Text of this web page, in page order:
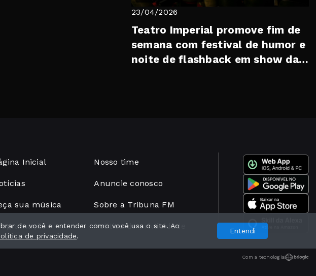
23/04/2026
Teatro Imperial promove fim de
semana com festival de humor e
noite de flashback em show da
Inicial
sua música
Nosso time
Anuncie conosco
Sobre a Tribuna FM
Política de privacidade
Com a tecnologia
de você e entender como você usa o site. Ao
de privacidade.
Entendi